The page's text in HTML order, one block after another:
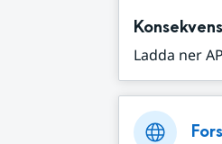
Ladda ner